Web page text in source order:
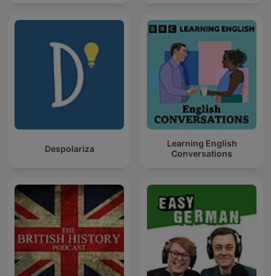
Despolariza
Learning English
Conversations